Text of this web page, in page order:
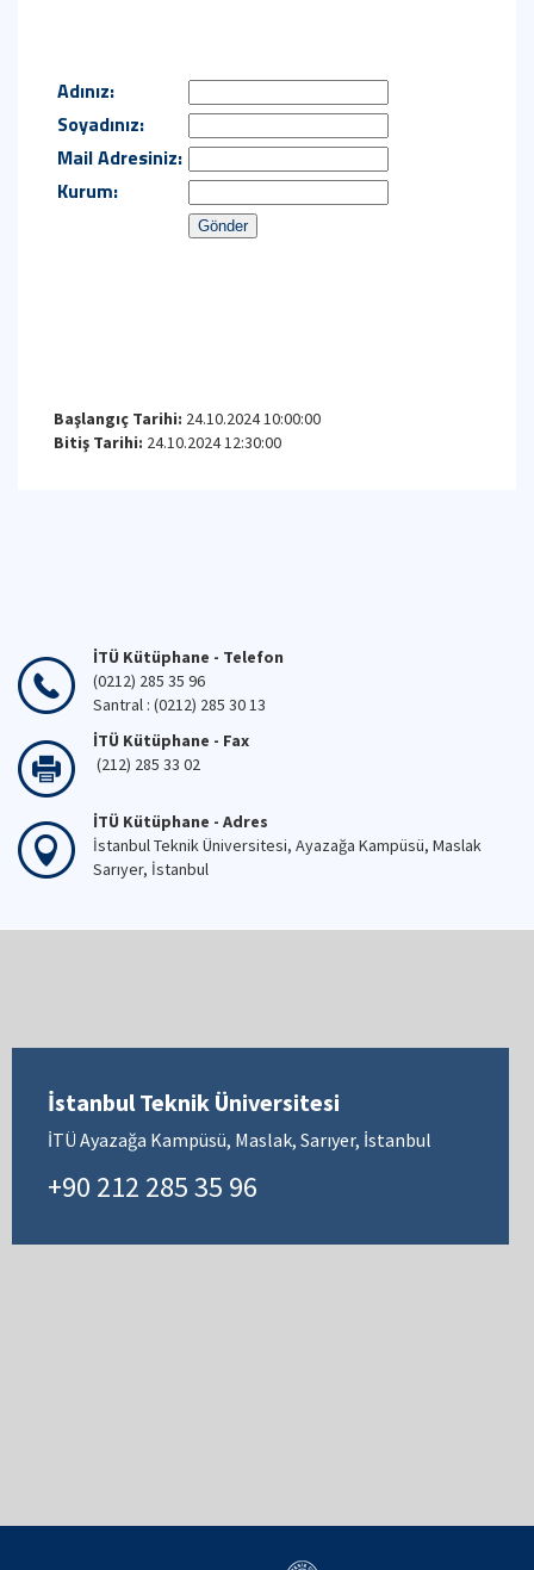
Başlangıç Tarihi: 24.10.2024 10:00:00
Bitiş Tarihi: 24.10.2024 12:30:00
İTÜ Kütüphane - Telefon
(0212) 285 35 96
Santral : (0212) 285 30 13
İTÜ Kütüphane - Fax
(212) 285 33 02
İTÜ Kütüphane - Adres
İstanbul Teknik Üniversitesi, Ayazağa Kampüsü, Maslak
Sarıyer, İstanbul
İstanbul Teknik Üniversitesi
İTÜ Ayazağa Kampüsü, Maslak, Sarıyer, İstanbul
+90 212 285 35 96